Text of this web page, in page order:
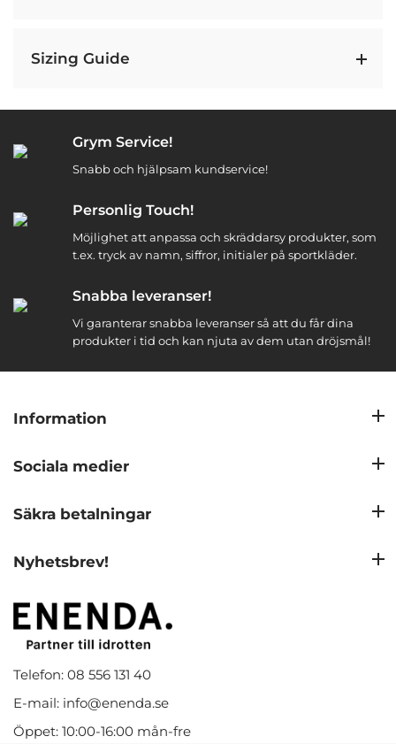
Sizing Guide
Grym Service!
Snabb och hjälpsam kundservice!
Personlig Touch!
Möjlighet att anpassa och skräddarsy produkter, som
t.ex. tryck av namn, siffror, initialer på sportkläder.
Snabba leveranser!
Vi garanterar snabba leveranser så att du får dina
produkter i tid och kan njuta av dem utan dröjsmål!
Telefon: 08 556 131 40
E-mail: info@enenda.se
Öppet: 10:00-16:00 mån-fre
Information
Sociala medier
Säkra betalningar
Nyhetsbrev!